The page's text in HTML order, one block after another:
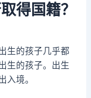
得国籍？
生的孩子几乎都
生的孩子。出生
入境。